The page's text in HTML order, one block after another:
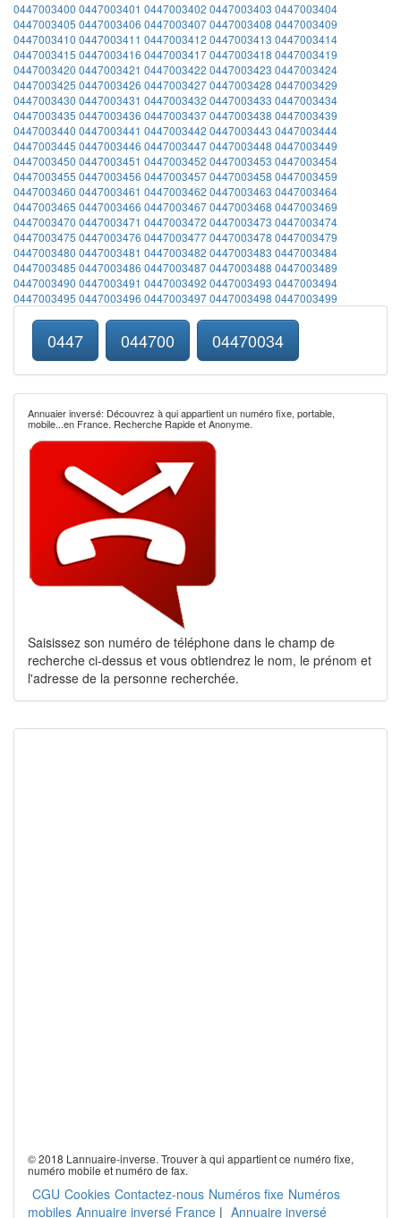
0447003400 0447003401 0447003402 0447003403 0447003404
0447003405 0447003406 04470034070447003408 0447003409
0447003410 0447003411 0447003412 0447003413 0447003414
0447003415 0447003416 04470034170447003418 0447003419
0447003420 0447003421 0447003422 0447003423 0447003424
0447003425 0447003426 04470034270447003428 0447003429
0447003430 0447003431 0447003432 0447003433 0447003434
0447003435 0447003436 04470034370447003438 0447003439
0447003440 0447003441 0447003442 0447003443 0447003444
0447003445 0447003446 04470034470447003448 0447003449
0447003450 0447003451 0447003452 0447003453 0447003454
0447003455 0447003456 04470034570447003458 0447003459
0447003460 0447003461 0447003462 0447003463 0447003464
0447003465 0447003466 04470034670447003468 0447003469
0447003470 0447003471 0447003472 0447003473 0447003474
0447003475 0447003476 04470034770447003478 0447003479
0447003480 0447003481 0447003482 0447003483 0447003484
0447003485 0447003486 04470034870447003488 0447003489
0447003490 0447003491 0447003492 0447003493 0447003494
0447003495 0447003496 04470034970447003498 0447003499
0447 044700 04470034
Annuaier inversé: Découvrez à qui appartient un numéro fixe, portable,
mobile...en France. Recherche Rapide et Anonyme.
Saisissez son numéro de téléphone dans le champ de
recherche ci-dessus et vous obtiendrez le nom, le prénom et
l'adresse de la personne recherchée.
© 2018 Lannuaire-inverse. Trouver à qui appartient ce numéro fixe,
numéro mobile et numéro de fax.
CGU Cookies Contactez-nous Numéros fixe Numéros
mobiles Annuaire inversé France | Annuaire inversé